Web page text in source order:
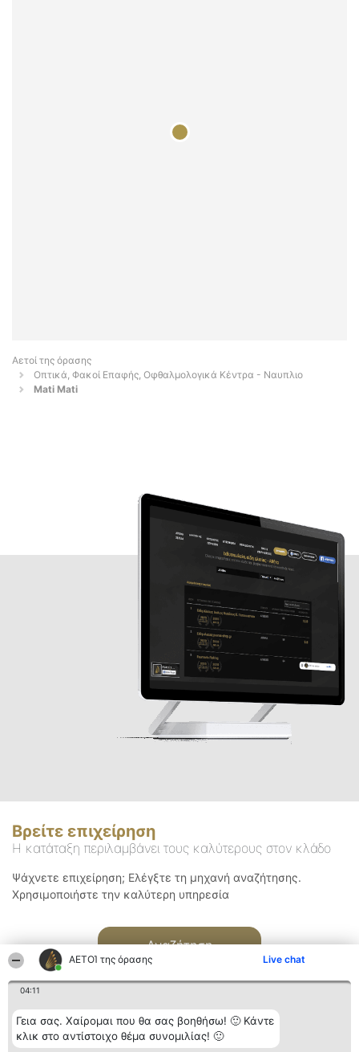
ΑΕΤΟΊ της όρασης Live chat
04:11
Γεια σας. Χαίρομαι που θα σας βοηθήσω! 🙂 Κάντε
κλικ στο αντίστοιχο θέμα συνομιλίας! 🙂
Αετοί της όρασης
Οπτικά, Φακοί Επαφής, Οφθαλμολογικά Κέντρα - Ναυπλιο
Mati Mati
Βρείτε επιχείρηση
Η κατάταξη περιλαμβάνει τους καλύτερους στον κλάδο
Ψάχνετε επιχείρηση; Ελέγξτε τη μηχανή αναζήτησης.
Χρησιμοποιήστε την καλύτερη υπηρεσία
Αναζήτηση